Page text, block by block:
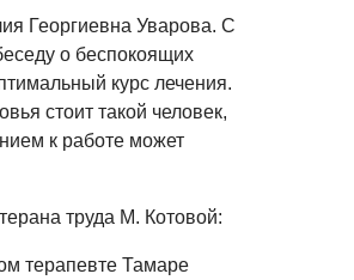
Георгиевна Уварова. С
о беспокоящих
курс лечения.
стоит такой человек,
к работе может
труда М. Котовой:
терапевте Тамаре